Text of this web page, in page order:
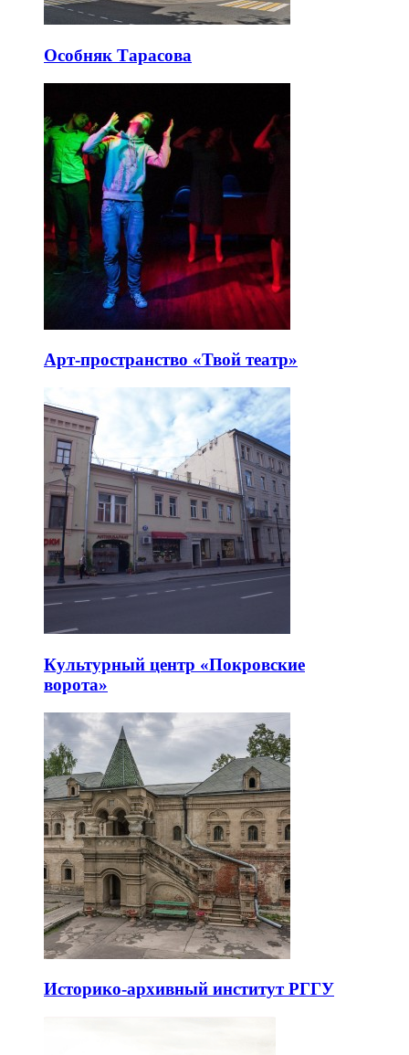
Особняк Тарасова
Арт-пространство «Твой театр»
Культурный центр «Покровские
ворота»
Историко-архивный институт РГГУ